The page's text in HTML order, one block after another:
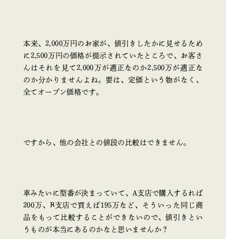
本来、2,000万円のお家が、値引きしたかに見せるため
に2,500万円の価格が提示されていたところで、お客さ
んはそれを見て2,000万が適正なのか2,500万が適正な
のか分かりませんよね。要は、定価という物がなく、
全てオープン価格です。
ですから、他の会社との値段の比較はできません。
車みたいに型番が決まっていて、A支店で購入するれば
200万、B支店で買えば195万など、そういった同じ商
品をもって比較することができないので、値引きとい
うものが本当にあるのかなと思いませんか？